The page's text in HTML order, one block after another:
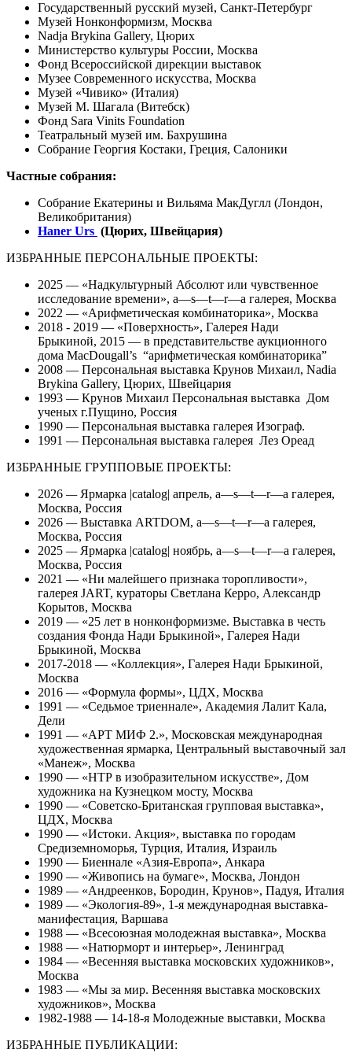
Государственный русский музей, Санкт-Петербург
Музей Нонконформизм, Москва
Nadja Brykina Gallery, Цюрих
Министерство культуры России, Москва
Фонд Всероссийской дирекции выставок
Музее Современного искусства, Москва
Музей «Чивико» (Италия)
Музей М. Шагала (Витебск)
Фонд Sara Vinits Foundation
Театральный музей им. Бахрушина
Собрание Георгия Костаки, Греция, Салоники
Частные собрания:
Собрание Екатерины и Вильяма МакДуглл (Лондон,
Великобритания)
Haner Urs (Цюрих, Швейцария)
ИЗБРАННЫЕ ПЕРСОНАЛЬНЫЕ ПРОЕКТЫ:
2025 — «Надкультурный Абсолют или чувственное
исследование времени», a—s—t—r—a галерея, Москва
2022 — «Арифметическая комбинаторика», Москва
2018 - 2019 — «Поверхность», Галерея Нади
Брыкиной, 2015 — в представительстве аукционного
дома МacDougall’s “арифметическая комбинаторика”
2008 — Персональная выставка Крунов Михаил, Nadia
Brykina Gallery, Цюрих, Швейцария
1993 — Крунов Михаил Персональная выставка Дом
ученых г.Пущино, Россия
1990 — Персональная выставка галерея Изограф.
1991 — Персональная выставка галерея Лез Ореад
ИЗБРАННЫЕ ГРУППОВЫЕ ПРОЕКТЫ:
2026 — Ярмарка |catalog| апрель, a—s—t—r—a галерея,
Москва, Россия
2026 —Выставка ARTDOM, a—s—t—r—a галерея,
Москва, Россия
2025 — Ярмарка |catalog| ноябрь, a—s—t—r—a галерея,
Москва, Россия
2021 — «Ни малейшего признака торопливости»,
галерея JART, кураторы Светлана Керро, Александр
Корытов, Москва
2019 — «25 лет в нонконформизме. Выставка в честь
создания Фонда Нади Брыкиной», Галерея Нади
Брыкиной, Москва
2017-2018 — «Коллекция», Галерея Нади Брыкиной,
Москва
2016 — «Формула формы», ЦДХ, Москва
1991 — «Седьмое триеннале», Академия Лалит Кала,
Дели
1991 — «АРТ МИФ 2.», Московская международная
художественная ярмарка, Центральный выставочный зал
«Манеж», Москва
1990 — «НТР в изобразительном искусстве», Дом
художника на Кузнецком мосту, Москва
1990 — «Советско-Британская групповая выставка»,
ЦДХ, Москва
1990 — «Истоки. Акция», выставка по городам
Cредиземноморья, Турция, Италия, Израиль
1990 — Биеннале «Азия-Европа», Анкара
1990 — «Живопись на бумаге», Москва, Лондон
1989 — «Андреенков, Бородин, Крунов», Падуя, Италия
1989 — «Экология-89», 1-я международная выставка-
манифестация, Варшава
1988 — «Всесоюзная молодежная выставка», Москва
1988 — «Натюрморт и интерьер», Ленинград
1984 — «Весенняя выставка московских художников»,
Москва
1983 — «Мы за мир. Весенняя выставка московских
художников», Москва
1982-1988 — 14-18-я Молодежные выставки, Москва
ИЗБРАННЫЕ ПУБЛИКАЦИИ: